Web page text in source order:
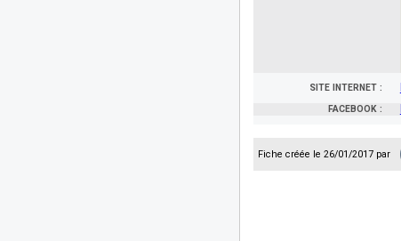
SITE INTERNET :
FACEBOOK :
Fiche créée le 26/01/2017 par